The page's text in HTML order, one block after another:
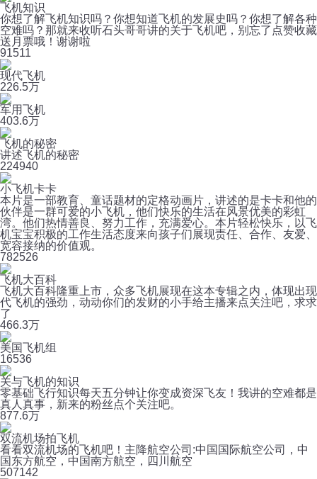
飞机知识
你想了解飞机知识吗？你想知道飞机的发展史吗？你想了解各种
空难吗？那就来收听石头哥哥讲的关于飞机吧，别忘了点赞收藏
送月票哦！谢谢啦
91511
现代飞机
226.5万
军用飞机
403.6万
飞机的秘密
讲述飞机的秘密
224940
小飞机卡卡
本片是一部教育、童话题材的定格动画片，讲述的是卡卡和他的
伙伴是一群可爱的小飞机，他们快乐的生活在风景优美的彩虹
湾。他们热情善良、努力工作，充满爱心。本片轻松快乐，以飞
机宝宝积极的工作生活态度来向孩子们展现责任、合作、友爱、
宽容接纳的价值观。
782526
飞机大百科
飞机大百科隆重上市，众多飞机展现在这本专辑之内，体现出现
代飞机的强劲，动动你们的发财的小手给主播来点关注吧，求求
了
466.3万
美国飞机组
16536
关与飞机的知识
零基础飞行知识每天五分钟让你变成资深飞友！我讲的空难都是
真人真事，新来的粉丝点个关注吧。
877.6万
双流机场拍飞机
看看双流机场的飞机吧！主降航空公司:中国国际航空公司，中
国东方航空，中国南方航空，四川航空
507142